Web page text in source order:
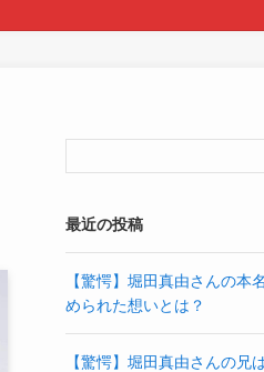
最近の投稿
【驚愕】堀田真由さんの本
められた想いとは？
【驚愕】堀田真由さんの兄